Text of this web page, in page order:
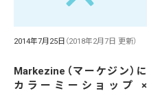
2014年7月25日 （2018年2月7日 更新）
Markezine（マーケジン）に
カラーミーショップ ×